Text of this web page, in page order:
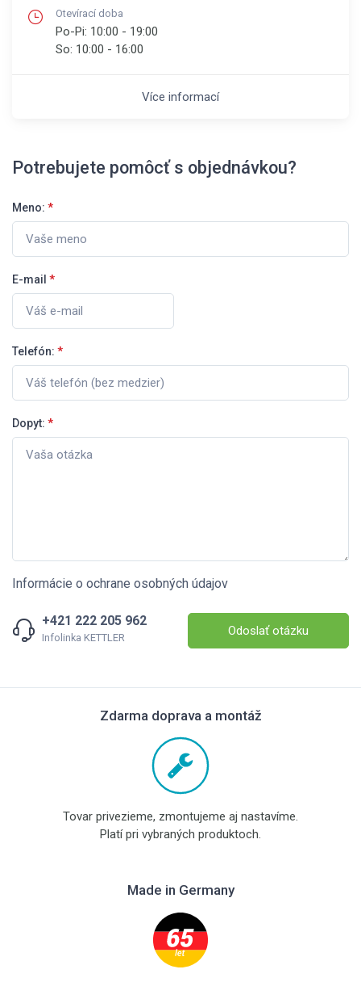
Otevírací doba
Po-Pi: 10:00 - 19:00
So: 10:00 - 16:00
Více informací
Potrebujete pomôcť s objednávkou?
Meno: *
E-mail *
Telefón: *
Dopyt: *
Informácie o ochrane osobných údajov
+421 222 205 962
Infolinka KETTLER Odoslať otázku
Zdarma doprava a montáž
Tovar privezieme, zmontujeme aj nastavíme.
Platí pri vybraných produktoch.
Made in Germany